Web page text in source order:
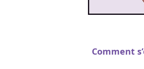
Comment